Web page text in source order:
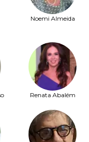
Noemi Almeida
Renata Abalém